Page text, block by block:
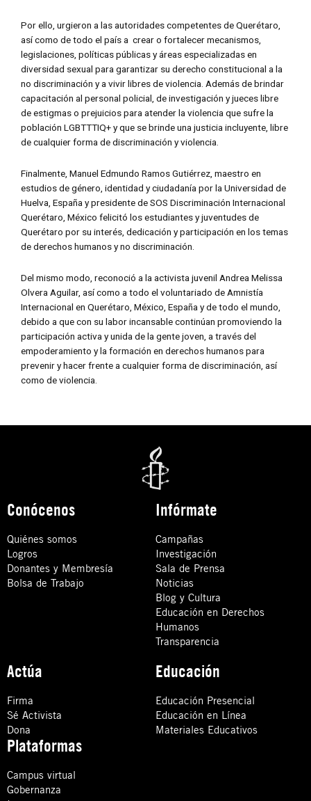
Por ello, urgieron a las autoridades competentes de Querétaro,
así como de todo el país a crear o fortalecer mecanismos,
legislaciones, políticas públicas y áreas especializadas en
diversidad sexual para garantizar su derecho constitucional a la
no discriminación y a vivir libres de violencia. Además de brindar
capacitación al personal policial, de investigación y jueces libre
de estigmas o prejuicios para atender la violencia que sufre la
población LGBTTTIQ+ y que se brinde una justicia incluyente, libre
de cualquier forma de discriminación y violencia.
Finalmente, Manuel Edmundo Ramos Gutiérrez, maestro en
estudios de género, identidad y ciudadanía por la Universidad de
Huelva, España y presidente de SOS Discriminación Internacional
Querétaro, México felicitó los estudiantes y juventudes de
Querétaro por su interés, dedicación y participación en los temas
de derechos humanos y no discriminación.
Del mismo modo, reconoció a la activista juvenil Andrea Melissa
Olvera Aguilar, así como a todo el voluntariado de Amnistía
Internacional en Querétaro, México, España y de todo el mundo,
debido a que con su labor incansable continúan promoviendo la
participación activa y unida de la gente joven, a través del
empoderamiento y la formación en derechos humanos para
prevenir y hacer frente a cualquier forma de discriminación, así
como de violencia.
Conócenos
Quiénes somos
Logros
Donantes y Membresía
Bolsa de Trabajo
Infórmate
Campañas
Investigación
Sala de Prensa
Noticias
Blog y Cultura
Educación en Derechos
Humanos
Transparencia
Actúa
Firma
Sé Activista
Dona
Educación
Educación Presencial
Educación en Línea
Materiales Educativos
Plataformas
Campus virtual
Gobernanza